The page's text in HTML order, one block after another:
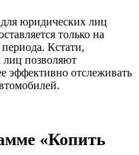
юридических лиц
только на
Кстати,
позволяют
эффективно отслеживать
«Копить